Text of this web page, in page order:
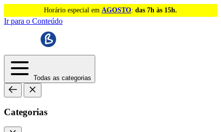
Horário especial em AGOSTO: das 7h às 15h.
Ir para o Conteúdo
Todas as categorias
Categorias